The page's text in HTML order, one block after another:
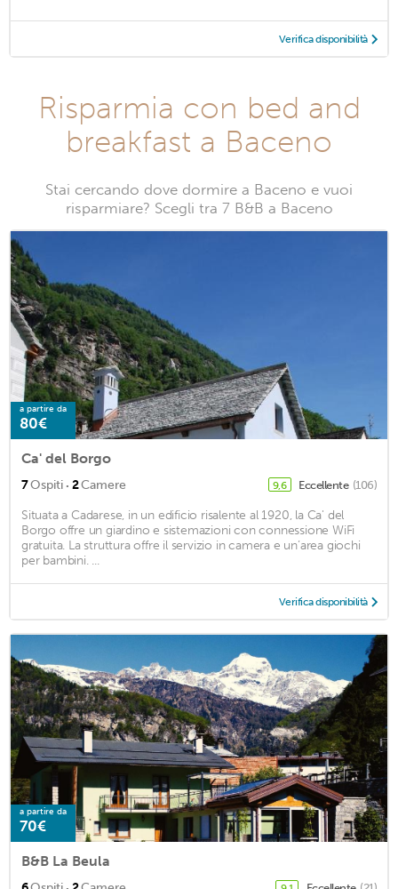
Verifica disponibilità
Risparmia con bed and
breakfast a Baceno
Stai cercando dove dormire a Baceno e vuoi
risparmiare? Scegli tra 7 B&B a Baceno
a partire da
80€
Ca' del Borgo
7Ospiti · 2Camere 9,6 Eccellente (106)
Situata a Cadarese, in un edificio risalente al 1920, la Ca' del
Borgo offre un giardino e sistemazioni con connessione WiFi
gratuita. La struttura offre il servizio in camera e un’area giochi
per bambini. ...
Verifica disponibilità
a partire da
70€
B&B La Beula